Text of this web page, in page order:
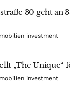
30 geht an
investment
„The Unique“
investment